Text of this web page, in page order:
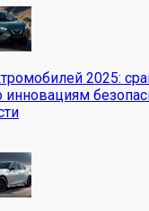
2025:
инновациям